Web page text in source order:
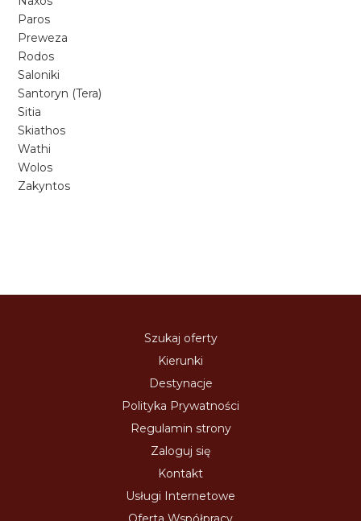
Paros
Preweza
Rodos
Saloniki
Santoryn (Tera)
Sitia
Skiathos
Wathi
Wolos
Zakyntos
Szukaj oferty
Kierunki
Destynacje
Polityka Prywatności
Regulamin strony
Zaloguj się
Kontakt
Usługi Internetowe